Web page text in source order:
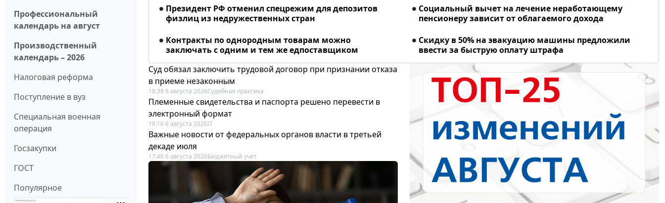
Профессиональный
календарь на август
Производственный
календарь – 2026
Налоговая реформа
Поступление в вуз
Специальная военная
операция
Госзакупки
ГОСТ
Популярное
Президент РФ отменил спецрежим для депозитов
физлиц из недружественных стран
Социальный вычет на лечение неработающему
пенсионеру зависит от облагаемого дохода
Контракты по однородным товарам можно
заключать с одним и тем же едпоставщиком
Скидку в 50% на эвакуацию машины предложили
ввести за быструю оплату штрафа
Суд обязал заключить трудовой договор при признании отказа
в приеме незаконным
18:38 6 августа 2026Судебная практика
Племенные свидетельства и паспорта решено перевести в
электронный формат
18:16 6 августа 2026IT
Важные новости от федеральных органов власти в третьей
декаде июля
17:46 6 августа 2026Бюджетный учет